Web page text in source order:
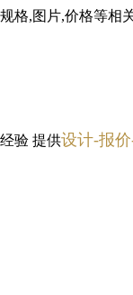
格,图片,价格等相
验 提供设计-报